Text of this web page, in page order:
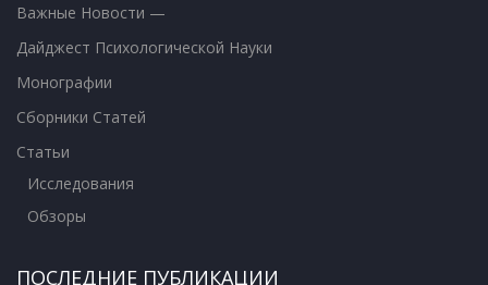
Важные Новости —
Дайджест Психологической Науки
Монографии
Сборники Статей
Статьи
Исследования
Обзоры
ПОСЛЕДНИЕ ПУБЛИКАЦИИ